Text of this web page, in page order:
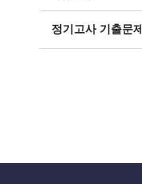
정기고사 기출문제